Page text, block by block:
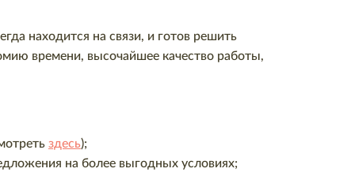
находится на связи, и готов решить
времени, высочайшее качество работы,
здесь);
на более выгодных условиях;